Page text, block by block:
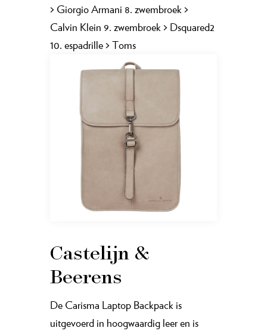
> Giorgio Armani 8. zwembroek >
Calvin Klein 9. zwembroek > Dsquared2
10. espadrille > Toms
Castelijn &
Beerens
De Carisma Laptop Backpack is
uitgevoerd in hoogwaardig leer en is